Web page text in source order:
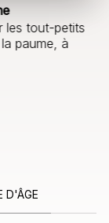
les tout-petits
paume, à
D'ÂGE